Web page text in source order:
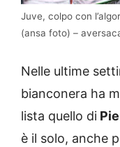
Juve, colpo con
(ansa foto) –
Nelle ultime
bianconera ha
lista quello di
è il solo, anche